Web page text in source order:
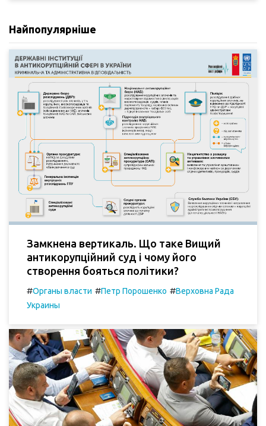
Найпопулярніше
Замкнена вертикаль. Що таке Вищий
антикорупційний суд і чому його
створення бояться політики?
#Органы власти #Петр Порошенко #Верховна Рада
Украины